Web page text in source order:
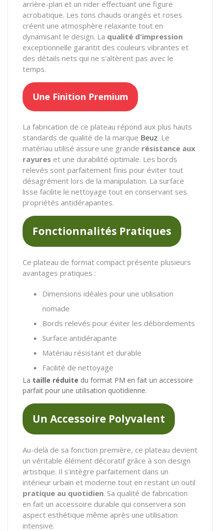
arrière-plan et un rider effectuant une figure
acrobatique. Les tons chauds orangés et roses
créent une atmosphère relaxante tout en
dynamisant le design. La qualité d'impression
exceptionnelle garantit des couleurs vibrantes et
des détails nets qui ne s'altèrent pas avec le
temps.
Une Finition Premium
La fabrication de ce plateau répond aux plus hauts
standards de qualité de la marque Beuz. Le
matériau utilisé assure une grande résistance aux
rayures et une durabilité optimale. Les bords
relevés sont parfaitement finis pour éviter tout
désagrément lors de la manipulation. La surface
lisse facilite le nettoyage tout en conservant ses
propriétés antidérapantes.
Fonctionnalités Pratiques
Ce plateau de format compact présente plusieurs
avantages pratiques :
Dimensions idéales pour une utilisation
nomade
Bords relevés pour éviter les débordements
Surface antidérapante
Matériau résistant et durable
Facilité de nettoyage
La taille réduite du format PM en fait un accessoire
parfait pour une utilisation quotidienne.
Un Accessoire Polyvalent
Au-delà de sa fonction première, ce plateau devient
un véritable élément décoratif grâce à son design
artistique. Il s'intègre parfaitement dans un
intérieur urbain et moderne tout en restant un outil
pratique au quotidien. Sa qualité de fabrication
en fait un accessoire durable qui conservera son
aspect esthétique même après une utilisation
intensive.